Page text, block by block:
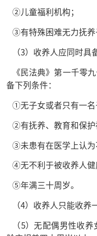
②儿童福利机构；
③有特殊困难无力抚养
（3）收养人应同时具
《民法典》第一千零
备下列条件：
①无子女或者只有一名
②有抚养、教育和保护
③未患有在医学上认为
④无不利于被收养人健
⑤年满三十周岁。
（4）收养人只能收养
（5）无配偶男性收